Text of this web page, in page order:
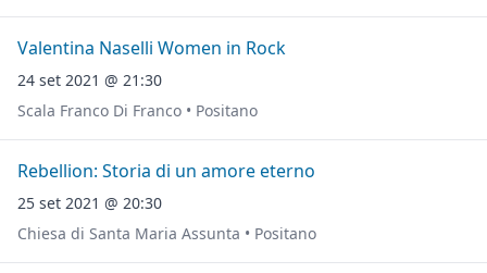
Valentina Naselli Women in Rock
24 set 2021 @ 21:30
Scala Franco Di Franco • Positano
Rebellion: Storia di un amore eterno
25 set 2021 @ 20:30
Chiesa di Santa Maria Assunta • Positano